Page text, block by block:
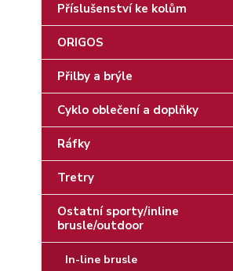
Příslušenství ke kolům
ORIGOS
Přilby a brýle
Cyklo oblečení a doplňky
Ráfky
Tretry
Ostatní sporty/inline
brusle/outdoor
In-line brusle